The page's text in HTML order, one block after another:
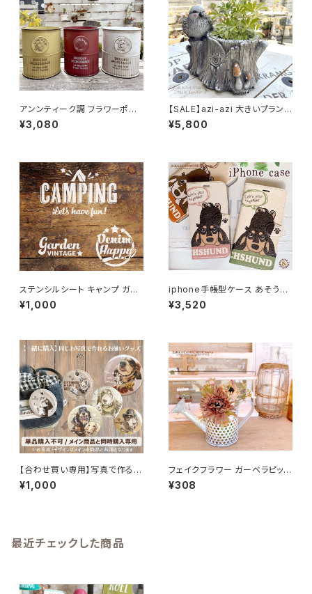
アンンティーク調 フラワーポット
プランター レトロ シャビー リト
ルレフーサークル
¥3,080
【SALE】azi-azi 大きいプランタ
ー とりと切り株プランター 送料
無料
¥5,800
ステンシルシート キャンプ ガー
デン デニムハッピー 「CAMPIN
G・Garden・ Happy 3種セッ
¥1,000
iphone手帳型ケース あそうぼ
うよ ダックス 手帳型ケース スマ
ートフォンケース
¥3,520
【合わせ買い専用】写真で作る
うちの子お揃いグッズ｜バッジ・
PUレザーキーホルダー
¥1,000
フェイクフラワー ガーベラピック
ブラウンベージュ 造花
¥308
最近チェックした商品